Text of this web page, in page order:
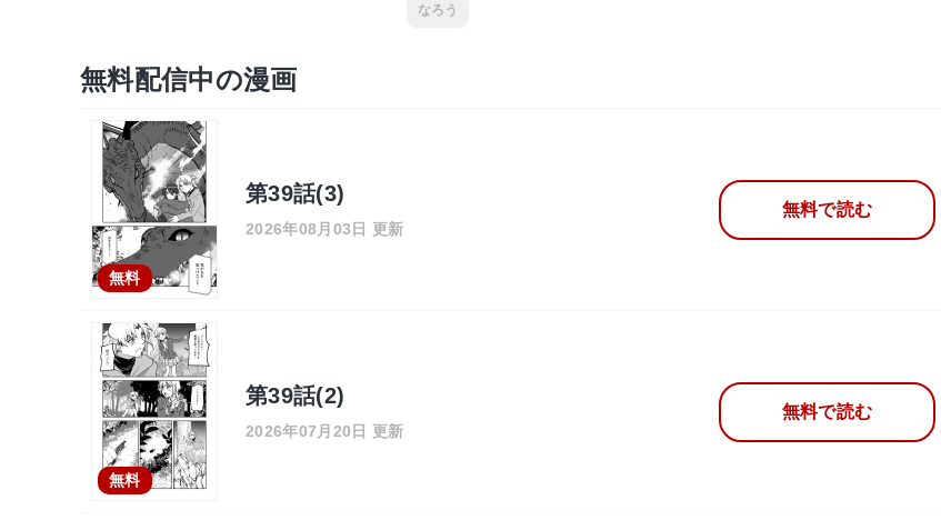
なろう
無料配信中の漫画
無料
第39話(3)
2026年08月03日 更新
無料で読む
無料
第39話(2)
2026年07月20日 更新
無料で読む